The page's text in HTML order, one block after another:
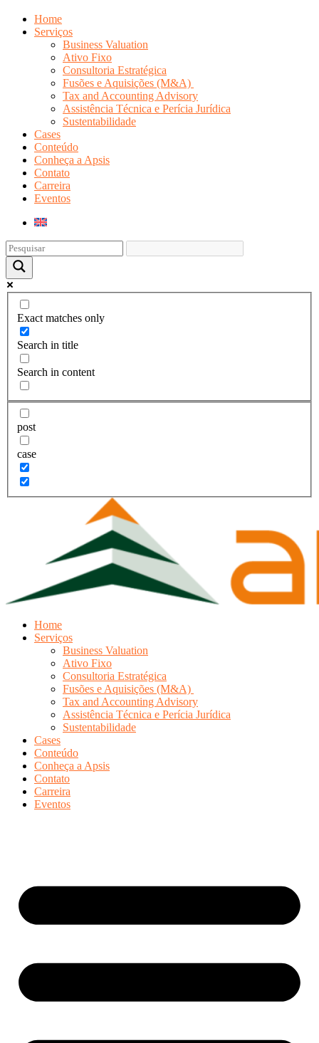
Home
Serviços
Business Valuation
Ativo Fixo
Consultoria Estratégica
Fusões e Aquisições (M&A)
Tax and Accounting Advisory
Assistência Técnica e Perícia Jurídica
Sustentabilidade
Cases
Conteúdo
Conheça a Apsis
Contato
Carreira
Eventos
Exact matches only
Search in title
Search in content
post
case
Home
Serviços
Business Valuation
Ativo Fixo
Consultoria Estratégica
Fusões e Aquisições (M&A)
Tax and Accounting Advisory
Assistência Técnica e Perícia Jurídica
Sustentabilidade
Cases
Conteúdo
Conheça a Apsis
Contato
Carreira
Eventos